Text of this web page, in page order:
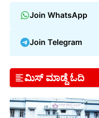
Join WhatsApp
Join Telegram
ಮಿಸ್ ಮಾಡ್ದೆ ಓದಿ